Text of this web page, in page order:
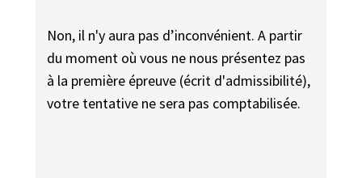
Non, il n'y aura pas d’inconvénient. A partir
du moment où vous ne nous présentez pas
à la première épreuve (écrit d'admissibilité),
votre tentative ne sera pas comptabilisée.